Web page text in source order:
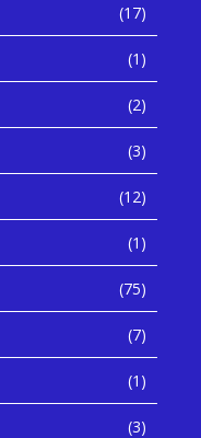
(17)
(1)
(2)
(3)
(12)
(1)
(75)
(7)
(1)
(3)